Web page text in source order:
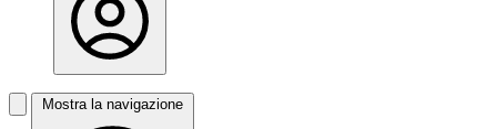
Mostra la navigazione